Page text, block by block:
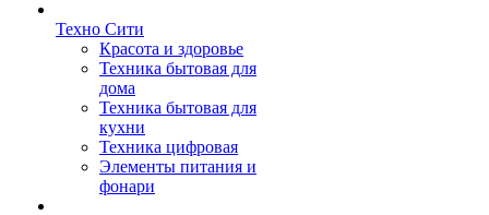
Техно Сити
Красота и здоровье
Техника бытовая для
дома
Техника бытовая для
кухни
Техника цифровая
Элементы питания и
фонари